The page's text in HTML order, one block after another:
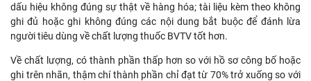
dấu hiệu không đúng sự thật về hàng hóa; tài liệu kèm theo không
ghi đủ hoặc ghi không đúng các nội dung bắt buộc để đánh lừa
người tiêu dùng về chất lượng thuốc BVTV tốt hơn.
Về chất lượng, có thành phần thấp hơn so với hồ sơ công bố hoặc
ghi trên nhãn, thậm chí thành phần chỉ đạt từ 70% trở xuống so với